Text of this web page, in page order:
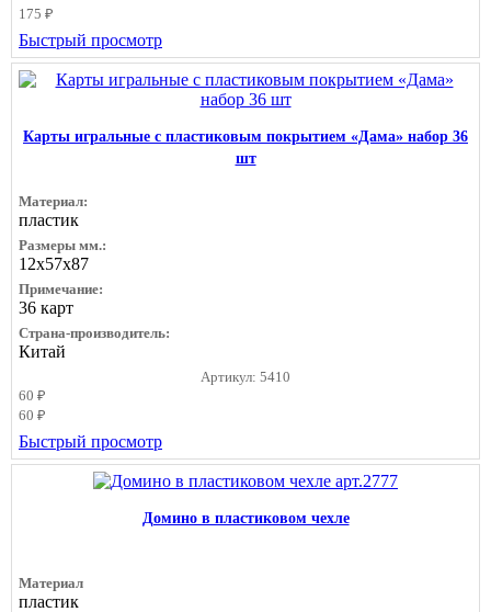
175 ₽
Быстрый просмотр
Карты игральные с пластиковым покрытием «Дама» набор 36
шт
Материал:
пластик
Размеры мм.:
12х57х87
Примечание:
36 карт
Страна-производитель:
Китай
Артикул: 5410
60 ₽
60 ₽
Быстрый просмотр
Домино в пластиковом чехле
Материал
пластик